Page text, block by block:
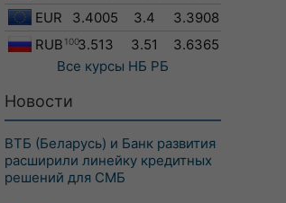
EUR
3.4005 3.4
3.3908
RUB 1003.513 3.51
3.6365
Все курсы НБ РБ
Новости
ВТБ (Беларусь) и Банк развития
расширили линейку кредитных
решений для СМБ